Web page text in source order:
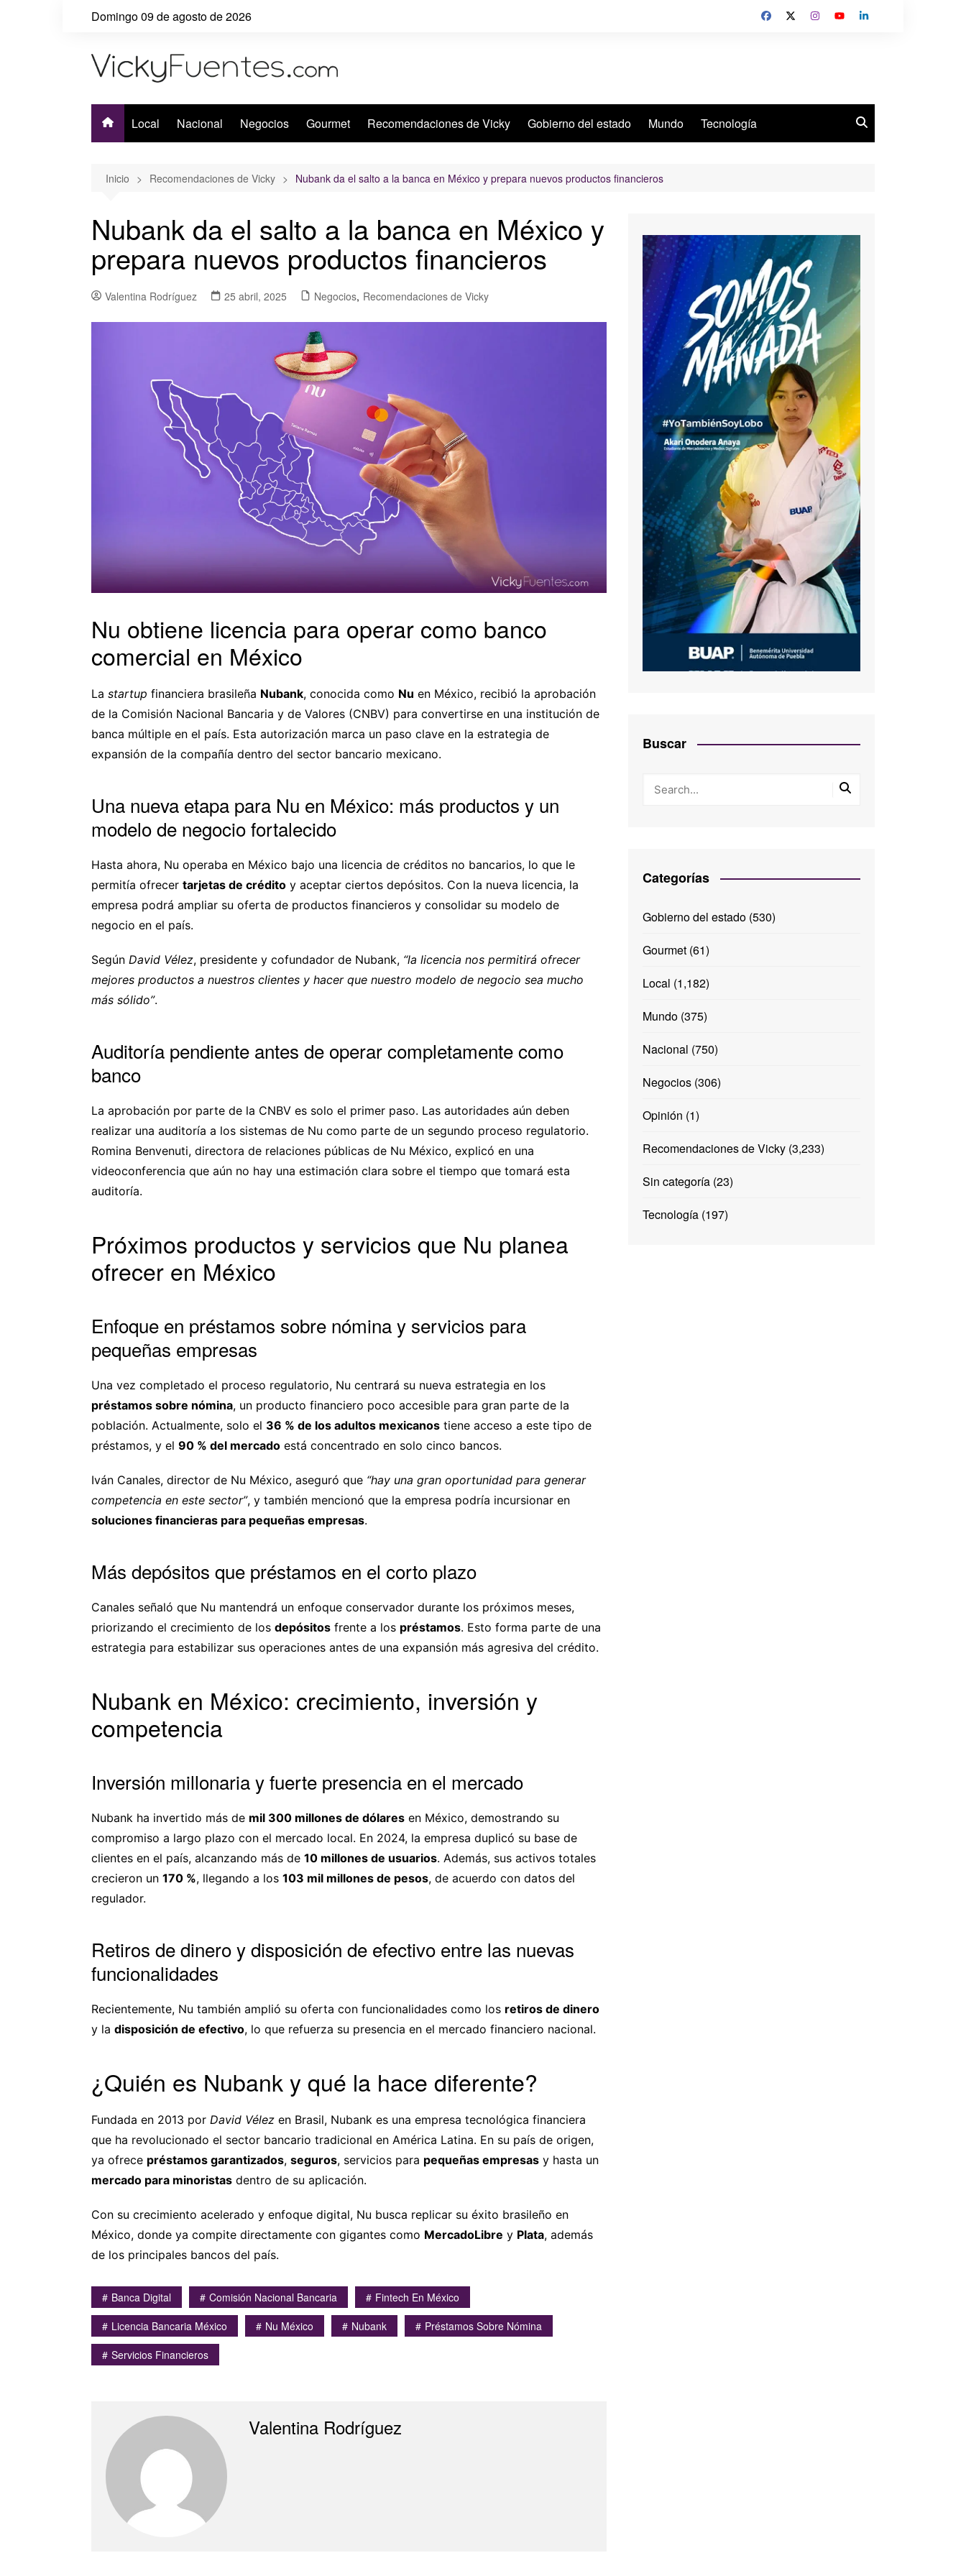
Domingo 09 de agosto de 2026
Local Nacional Negocios Gourmet Recomendaciones de Vicky Gobierno del estado Mundo Tecnología
Inicio Recomendaciones de Vicky Nubank da el salto a la banca en México y prepara nuevos productos financieros
Nubank da el salto a la banca en México y
prepara nuevos productos financieros
Valentina Rodríguez 25 abril, 2025 Negocios, Recomendaciones de Vicky
Nu obtiene licencia para operar como banco
comercial en México
La startup financiera brasileña Nubank, conocida como Nu en México, recibió la aprobación
de la Comisión Nacional Bancaria y de Valores (CNBV) para convertirse en una institución de
banca múltiple en el país. Esta autorización marca un paso clave en la estrategia de
expansión de la compañía dentro del sector bancario mexicano.
Una nueva etapa para Nu en México: más productos y un
modelo de negocio fortalecido
Hasta ahora, Nu operaba en México bajo una licencia de créditos no bancarios, lo que le
permitía ofrecer tarjetas de crédito y aceptar ciertos depósitos. Con la nueva licencia, la
empresa podrá ampliar su oferta de productos financieros y consolidar su modelo de
negocio en el país.
Según David Vélez, presidente y cofundador de Nubank, “la licencia nos permitirá ofrecer
mejores productos a nuestros clientes y hacer que nuestro modelo de negocio sea mucho
más sólido”.
Auditoría pendiente antes de operar completamente como
banco
La aprobación por parte de la CNBV es solo el primer paso. Las autoridades aún deben
realizar una auditoría a los sistemas de Nu como parte de un segundo proceso regulatorio.
Romina Benvenuti, directora de relaciones públicas de Nu México, explicó en una
videoconferencia que aún no hay una estimación clara sobre el tiempo que tomará esta
auditoría.
Próximos productos y servicios que Nu planea
ofrecer en México
Enfoque en préstamos sobre nómina y servicios para
pequeñas empresas
Una vez completado el proceso regulatorio, Nu centrará su nueva estrategia en los
préstamos sobre nómina, un producto financiero poco accesible para gran parte de la
población. Actualmente, solo el 36 % de los adultos mexicanos tiene acceso a este tipo de
préstamos, y el 90 % del mercado está concentrado en solo cinco bancos.
Iván Canales, director de Nu México, aseguró que “hay una gran oportunidad para generar
competencia en este sector”, y también mencionó que la empresa podría incursionar en
soluciones financieras para pequeñas empresas.
Más depósitos que préstamos en el corto plazo
Canales señaló que Nu mantendrá un enfoque conservador durante los próximos meses,
priorizando el crecimiento de los depósitos frente a los préstamos. Esto forma parte de una
estrategia para estabilizar sus operaciones antes de una expansión más agresiva del crédito.
Nubank en México: crecimiento, inversión y
competencia
Inversión millonaria y fuerte presencia en el mercado
Nubank ha invertido más de mil 300 millones de dólares en México, demostrando su
compromiso a largo plazo con el mercado local. En 2024, la empresa duplicó su base de
clientes en el país, alcanzando más de 10 millones de usuarios. Además, sus activos totales
crecieron un 170 %, llegando a los 103 mil millones de pesos, de acuerdo con datos del
regulador.
Retiros de dinero y disposición de efectivo entre las nuevas
funcionalidades
Recientemente, Nu también amplió su oferta con funcionalidades como los retiros de dinero
y la disposición de efectivo, lo que refuerza su presencia en el mercado financiero nacional.
¿Quién es Nubank y qué la hace diferente?
Fundada en 2013 por David Vélez en Brasil, Nubank es una empresa tecnológica financiera
que ha revolucionado el sector bancario tradicional en América Latina. En su país de origen,
ya ofrece préstamos garantizados, seguros, servicios para pequeñas empresas y hasta un
mercado para minoristas dentro de su aplicación.
Con su crecimiento acelerado y enfoque digital, Nu busca replicar su éxito brasileño en
México, donde ya compite directamente con gigantes como MercadoLibre y Plata, además
de los principales bancos del país.
Banca Digital Comisión Nacional Bancaria
Fintech En México
Licencia Bancaria México
Nu México Nubank
Préstamos Sobre Nómina
Servicios Financieros
Valentina Rodríguez
Buscar
Categorías
Gobierno del estado(530)
Gourmet(61)
Local (1,182)
Mundo(375)
Nacional (750)
Negocios(306)
Opinión (1)
Recomendaciones de Vicky(3,233)
Sin categoría(23)
Tecnología(197)